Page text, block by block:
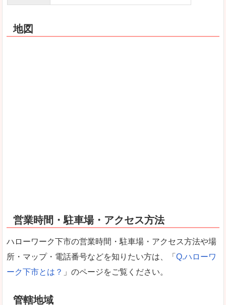
地図
営業時間・駐車場・アクセス方法
ハローワーク下市の営業時間・駐車場・アクセス方法や場
所・マップ・電話番号などを知りたい方は、「 Q.ハローワ
ーク下市とは？ 」のページをご覧ください。
管轄地域